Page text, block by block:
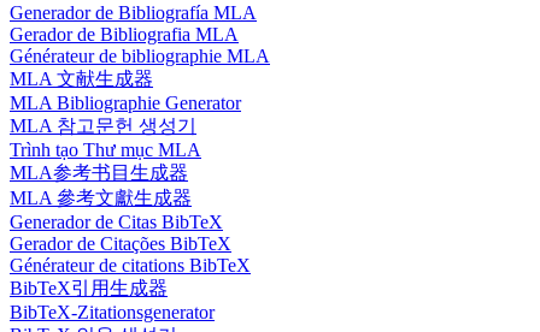
Generador de Bibliografía MLA
Gerador de Bibliografia MLA
Générateur de bibliographie MLA
MLA 文献生成器
MLA Bibliographie Generator
MLA 참고문헌 생성기
Trình tạo Thư mục MLA
MLA参考书目生成器
MLA 參考文獻生成器
Generador de Citas BibTeX
Gerador de Citações BibTeX
Générateur de citations BibTeX
BibTeX引用生成器
BibTeX-Zitationsgenerator